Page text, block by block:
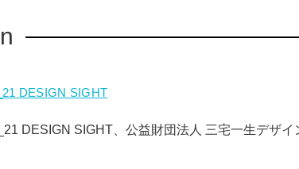
DESIGN SIGHT
DESIGN SIGHT、公益財団法人 三宅一生デザイ